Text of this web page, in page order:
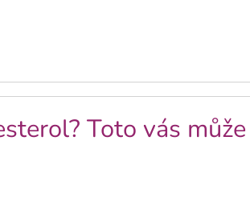
Toto vás